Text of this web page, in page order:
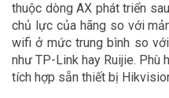
thuộc dòng AX phát triển
chủ lực của hãng so với
wifi ở mức trung bình so
như TP-Link hay Ruijie. Phù
tích hợp sẵn thiết bị